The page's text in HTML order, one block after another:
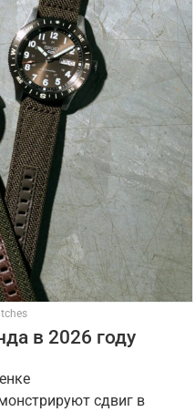
в 2026 году
сдвиг в